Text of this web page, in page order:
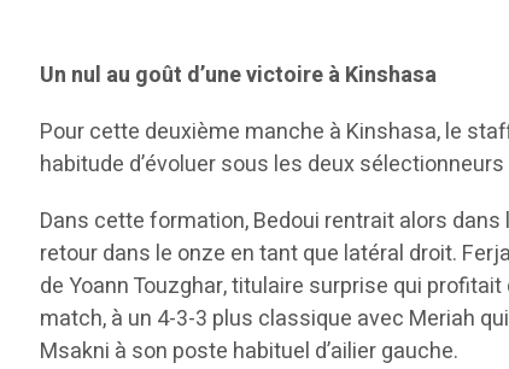
Un nul au goût d’une victoire à Kinshasa
Pour cette deuxième manche à Kinshasa, le
habitude d’évoluer sous les deux
Dans cette formation, Bedoui rentrait alors
retour dans le onze en tant que latéral droit.
de Yoann Touzghar, titulaire surprise qui
match, à un 4-3-3 plus classique avec Meriah
Msakni à son poste habituel d’ailier gauche.